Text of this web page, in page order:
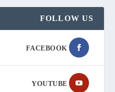
FOLLOW US
FACEBOOK
YOUTUBE